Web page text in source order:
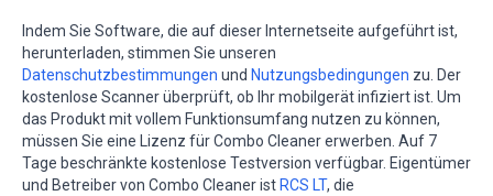
Indem Sie Software, die auf dieser Internetseite aufgeführt ist,
herunterladen, stimmen Sie unseren
Datenschutzbestimmungen und Nutzungsbedingungen zu. Der
kostenlose Scanner überprüft, ob Ihr mobilgerät infiziert ist. Um
das Produkt mit vollem Funktionsumfang nutzen zu können,
müssen Sie eine Lizenz für Combo Cleaner erwerben. Auf 7
Tage beschränkte kostenlose Testversion verfügbar. Eigentümer
und Betreiber von Combo Cleaner ist RCS LT, die